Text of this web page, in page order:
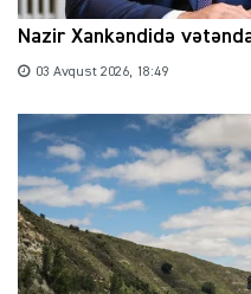
Nazir Xankəndidə
03 Avqust 2026, 18:49